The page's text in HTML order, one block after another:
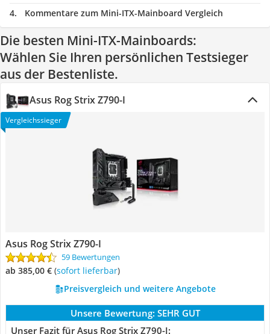
Kommentare zum Mini-ITX-Mainboard Vergleich
Die besten Mini-ITX-Mainboards:
Wählen Sie Ihren persönlichen Testsieger
aus der Bestenliste.
Asus Rog Strix Z790-I
Vergleichssieger
Asus Rog Strix Z790-I
59 Bewertungen
ab 385,00 € ( Sofort lieferbar)
Preisvergleich und weitere Angebote
Unsere Bewertung: SEHR GUT
Unser Fazit für Asus Rog Strix Z790-I: